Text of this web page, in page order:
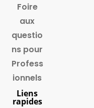
Foire
aux
questio
ns pour
Profess
ionnels
Liens
rapides